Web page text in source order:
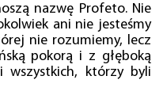
nazwę Profeto. Nie
ani nie jesteśmy
nie rozumiemy, lecz
pokorą i z głęboką
wszystkich, którzy byli